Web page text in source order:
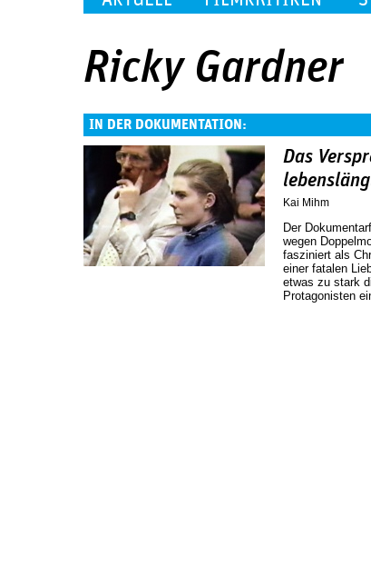
Ricky Gardner
IN DER DOKUMENTATION:
Das
Kai Mihm
Der
wegen
fasziniert als
einer fatalen
etwas zu stark
Protagonisten